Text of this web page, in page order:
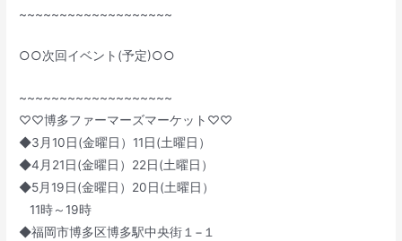
~~~~~~~~~~~~~~~~~~~
○○次回イベント(予定)○○
~~~~~~~~~~~~~~~~~~~
♡♡博多ファーマーズマーケット♡♡
◆3月10日(金曜日）11日(土曜日）
◆4月21日(金曜日）22日(土曜日）
◆5月19日(金曜日）20日(土曜日）
11時～19時
◆福岡市博多区博多駅中央街１−１